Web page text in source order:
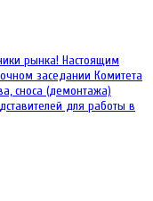
рынка! Настоящим
заседании Комитета
сноса (демонтажа)
для работы в